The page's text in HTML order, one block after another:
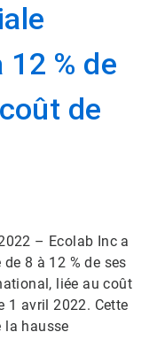
% de
de
– Ecolab Inc a
8 à 12 % de ses
liée au coût
1 avril 2022. Cette
hausse